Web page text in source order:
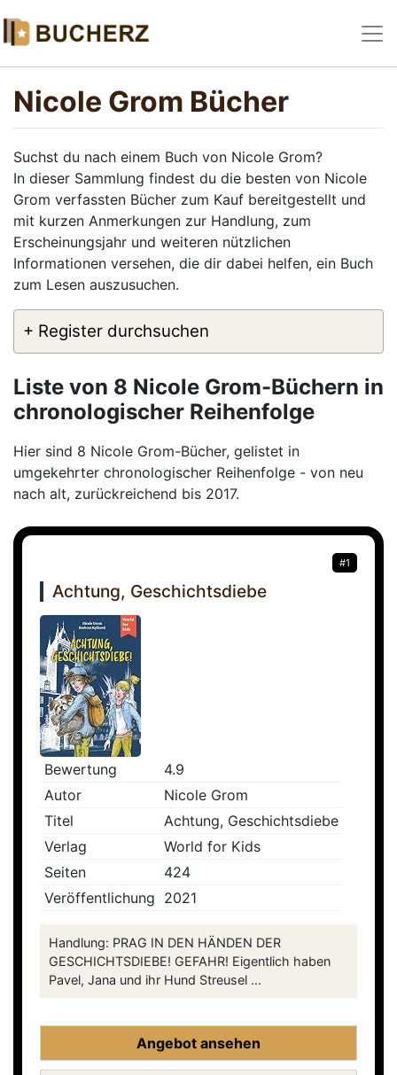
Nicole Grom Bücher
Suchst du nach einem Buch von Nicole Grom?
In dieser Sammlung findest du die besten von Nicole
Grom verfassten Bücher zum Kauf bereitgestellt und
mit kurzen Anmerkungen zur Handlung, zum
Erscheinungsjahr und weiteren nützlichen
Informationen versehen, die dir dabei helfen, ein Buch
zum Lesen auszusuchen.
+ Register durchsuchen
Liste von 8 Nicole Grom-Büchern in
chronologischer Reihenfolge
Hier sind 8 Nicole Grom-Bücher, gelistet in
umgekehrter chronologischer Reihenfolge - von neu
nach alt, zurückreichend bis 2017.
#1
Achtung, Geschichtsdiebe
Bewertung
4.9
Autor
Nicole Grom
Titel
Achtung, Geschichtsdiebe
Verlag
World for Kids
Seiten
424
Veröffentlichung 2021
Handlung: PRAG IN DEN HÄNDEN DER
GESCHICHTSDIEBE! GEFAHR! Eigentlich haben
Pavel, Jana und ihr Hund Streusel ...
Angebot ansehen